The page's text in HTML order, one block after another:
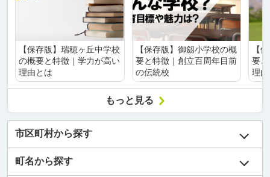
【保存版】瑞穂ヶ丘中学校
の概要と特徴｜学力が高い
理由とは
【保存版】御劔小学校の概
要と特徴｜創立百周年目前
の伝統校
【
要
理
もっと見る
市区町村から探す
町名から探す